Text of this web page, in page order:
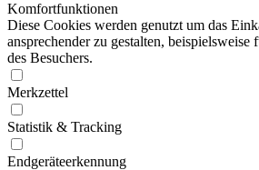
Komfortfunktionen
Diese Cookies werden genutzt um das
ansprechender zu gestalten,
des Besuchers.
Merkzettel
Statistik & Tracking
Endgeräteerkennung